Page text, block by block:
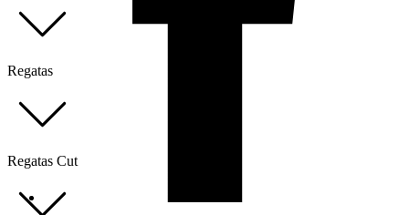
Regatas
Regatas Cut